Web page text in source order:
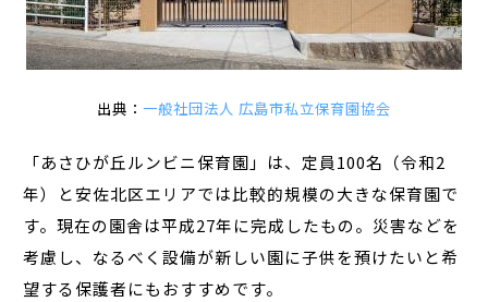
出典： 一般社団法人 広島市私立保育園協会
「あさひが丘ルンビニ保育園」は、定員100名（令和2
年）と安佐北区エリアでは比較的規模の大きな保育園で
す。現在の園舎は平成27年に完成したもの。災害などを
考慮し、なるべく設備が新しい園に子供を預けたいと希
望する保護者にもおすすめです。